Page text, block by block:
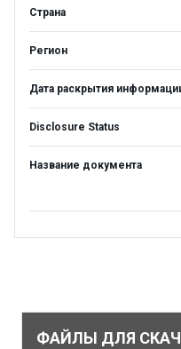
Страна
Регион
Дата раскрытия
Disclosure Status
Название документа
ФАЙЛЫ ДЛЯ